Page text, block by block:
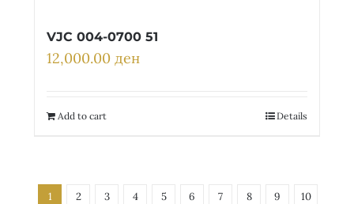
VJC 004-0700 51
12,000.00 ден
Add to cart Details
1 2 3 4 5 6 7 8 9
10